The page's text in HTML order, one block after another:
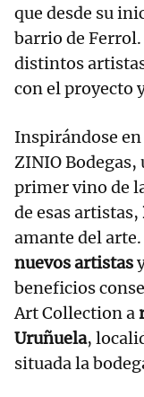
que desde su
barrio de Ferrol.
distintos
con el proyecto
Inspirándose
ZINIO
primer vino de
de esas artistas,
amante del
nuevos artistas
beneficios
Art Collection a
Uruñuela,
situada la